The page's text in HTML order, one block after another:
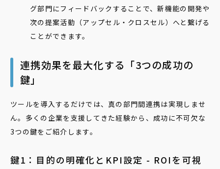
グ部門にフィードバックすることで、新機能の開発や
次の提案活動（アップセル・クロスセル）へと繋げる
ことができます。
連携効果を最大化する「3つの成功の
鍵」
ツールを導入するだけでは、真の部門間連携は実現しませ
ん。多くの企業を支援してきた経験から、成功に不可欠な
3つの鍵をご紹介します。
鍵1：目的の明確化とKPI設定 - ROIを可視